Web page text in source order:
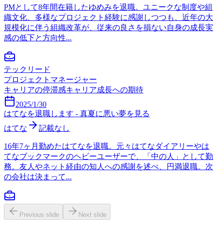
PMとして8年間在籍したゆめみを退職。ユニークな制度や組
織文化、多様なプロジェクト経験に感謝しつつも、近年の大
規模化に伴う組織改革が、従来の良さを損ない自身の成長実
感の低下と方向性...
テックリード
プロジェクトマネージャー
キャリアの停滞感キャリア成長への期待
2025/1/30
はてなを退職します - 真夏に悪い夢を見る
はてな
記載なし
16年7ヶ月勤めたはてなを退職。元々はてなダイアリーやは
てなブックマークのヘビーユーザーで、「中の人」として勤
務。友人やネット経由の知人への感謝を述べ、円満退職。次
の会社は決まって...
Previous slide Next slide